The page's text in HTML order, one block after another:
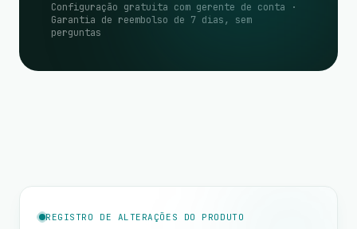
Configuração gratuita com gerente de conta ·
Garantia de reembolso de 7 dias, sem
perguntas
REGISTRO DE ALTERAÇÕES DO PRODUTO